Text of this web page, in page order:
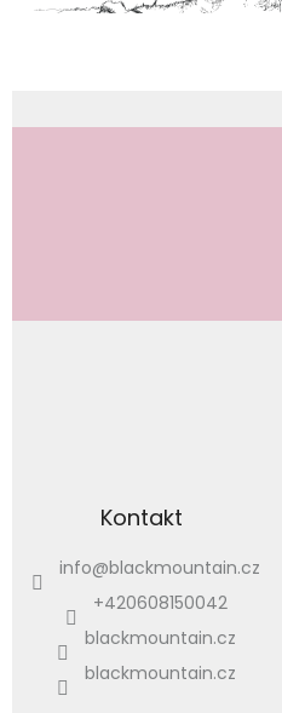
Kontakt
info@blackmountain.cz
+420608150042
blackmountain.cz
blackmountain.cz